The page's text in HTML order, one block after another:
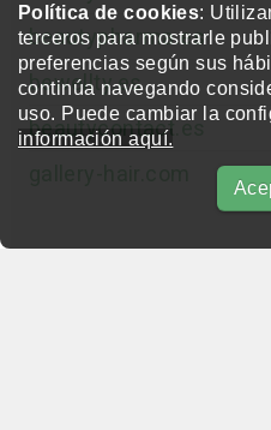
Política de cookies:
terceros para mostrarle
preferencias según sus
continúa navegando
uso. Puede cambiar la
información aquí.
beautypharma.es
bewellty.es
beautycontact.es